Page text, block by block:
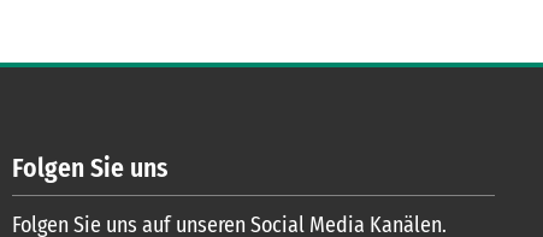
Folgen Sie uns
Folgen Sie uns auf unseren Social Media Kanälen.